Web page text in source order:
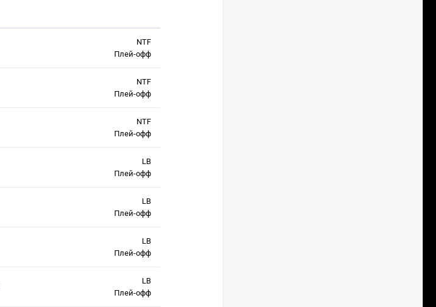
NTF
Плей-офф
NTF
Плей-офф
NTF
Плей-офф
LB
Плей-офф
LB
Плей-офф
LB
Плей-офф
LB
Плей-офф